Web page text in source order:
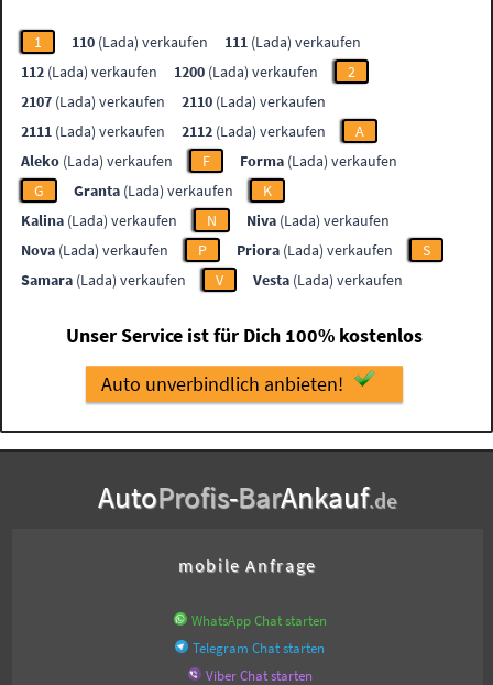
1 110 (Lada) verkaufen 111 (Lada) verkaufen
112 (Lada) verkaufen 1200 (Lada) verkaufen
2
2107 (Lada) verkaufen 2110 (Lada) verkaufen
2111 (Lada) verkaufen 2112 (Lada) verkaufen
A
Aleko (Lada) verkaufen F Forma (Lada) verkaufen
G
Granta (Lada) verkaufen
K
Kalina (Lada) verkaufen N Niva (Lada) verkaufen
Nova (Lada) verkaufen P Priora (Lada) verkaufen
S
Samara (Lada) verkaufen V Vesta (Lada) verkaufen
Unser Service ist für Dich 100% kostenlos
Auto unverbindlich anbieten!
AutoProfis-BarAnkauf.de
mobile Anfrage
WhatsApp Chat starten
Telegram Chat starten
Viber Chat starten